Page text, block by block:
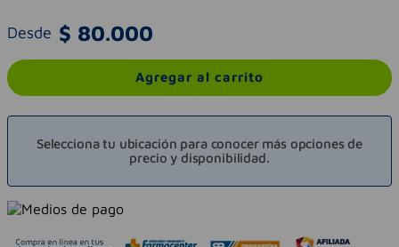
Desde $ 80.000
Agregar al carrito
Selecciona tu ubicación para conocer más opciones de
precio y disponibilidad.